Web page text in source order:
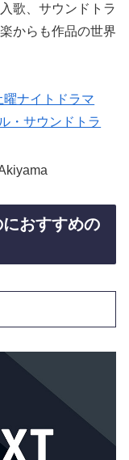
歌、サウンドトラ
からも作品の世界
ナイトドラマ
・サウンドトラ
おすすめの